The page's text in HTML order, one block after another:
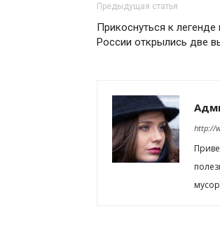
Предыдущая статья
Прикоснуться к
России открылись две
http://